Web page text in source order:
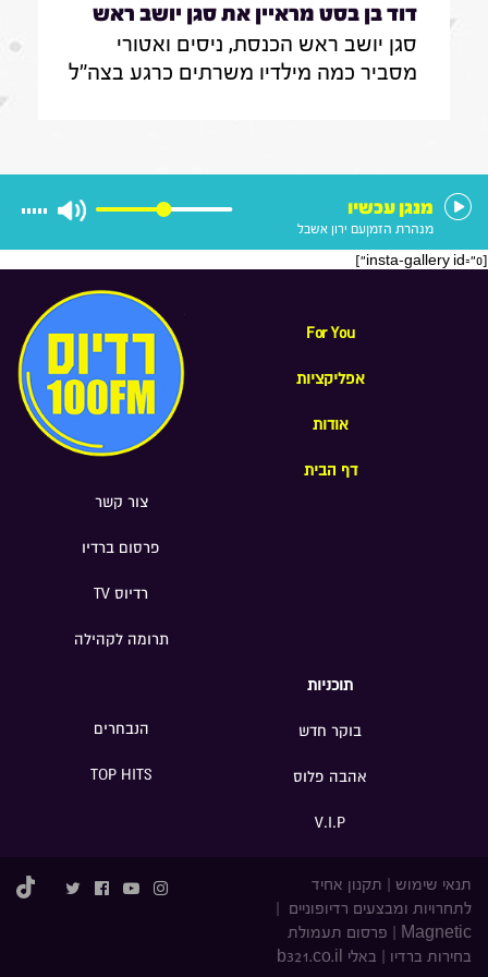
דוד בן בסט מראיין את סגן יושב ראש
הכנסת, ניסים ואטורי|31.7.26
סגן יושב ראש הכנסת, ניסים ואטורי
מסביר כמה מילדיו משרתים כרגע בצה"ל
מנגן עכשיו
מנהרת הזמןעם ירון אשבל
[insta-gallery id="0"]
For You
אפליקציות
אודות
דף הבית
צור קשר
פרסום ברדיו
רדיוס TV
תרומה לקהילה
תוכניות
בוקר חדש
אהבה פלוס
V.I.P
הנבחרים
TOP HITS
תנאי שימוש
תקנון אחיד
לתחרויות ומבצעים רדיופוניים
Magnetic
פרסום תעמולת
בחירות ברדיו
באלי b321.co.il